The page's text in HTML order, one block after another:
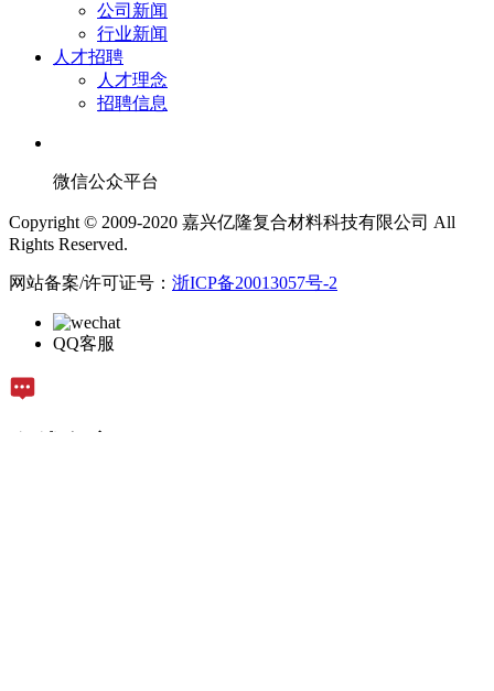
公司新闻
行业新闻
人才招聘
人才理念
招聘信息
微信公众平台
Copyright © 2009-2020 嘉兴亿隆复合材料科技有限公司 All
Rights Reserved.
网站备案/许可证号： 浙ICP备20013057号-2
QQ客服